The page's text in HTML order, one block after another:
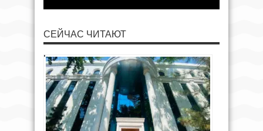
СЕЙЧАС ЧИТАЮТ